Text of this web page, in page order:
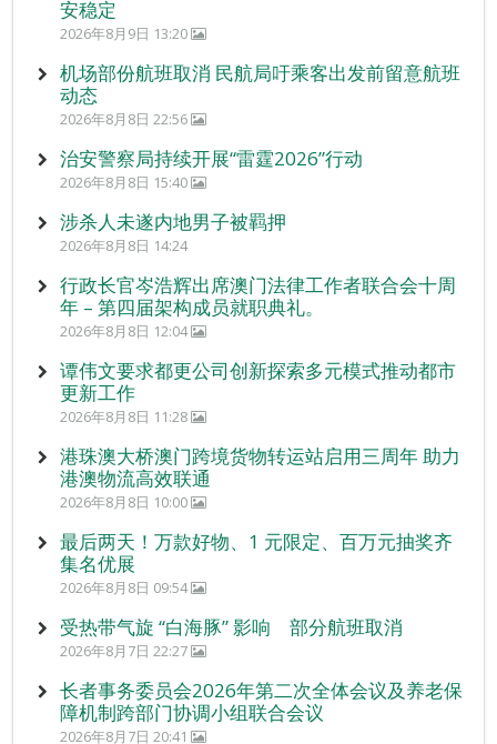
安稳定
2026年8月9日 13:20
机场部份航班取消 民航局吁乘客出发前留意航班
动态
2026年8月8日 22:56
治安警察局持续开展“雷霆2026”行动
2026年8月8日 15:40
涉杀人未遂内地男子被羁押
2026年8月8日 14:24
行政长官岑浩辉出席澳门法律工作者联合会十周
年 – 第四届架构成员就职典礼。
2026年8月8日 12:04
谭伟文要求都更公司创新探索多元模式推动都市
更新工作
2026年8月8日 11:28
港珠澳大桥澳门跨境货物转运站启用三周年 助力
港澳物流高效联通
2026年8月8日 10:00
最后两天！万款好物、1 元限定、百万元抽奖齐
集名优展
2026年8月8日 09:54
受热带气旋 “白海豚” 影响 部分航班取消
2026年8月7日 22:27
长者事务委员会2026年第二次全体会议及养老保
障机制跨部门协调小组联合会议
2026年8月7日 20:41